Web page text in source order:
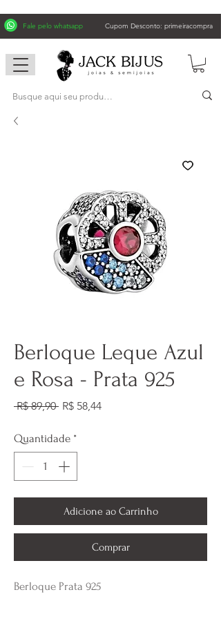
Fale pelo whatsapp Cupom Desconto: primeiracompra
Berloque Leque Azul
e Rosa - Prata 925
R$ 89,90 Preço
R$ 58,44Preço
Quantidade *
Adicione ao Carrinho
Comprar
Berloque Prata 925